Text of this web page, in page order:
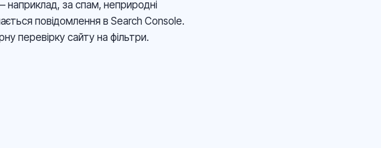
за спам, неприродні
повідомлення в Search Console.
перевірку сайту на фільтри.